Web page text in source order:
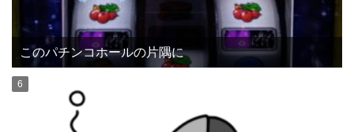
このパチンコホールの片隅に